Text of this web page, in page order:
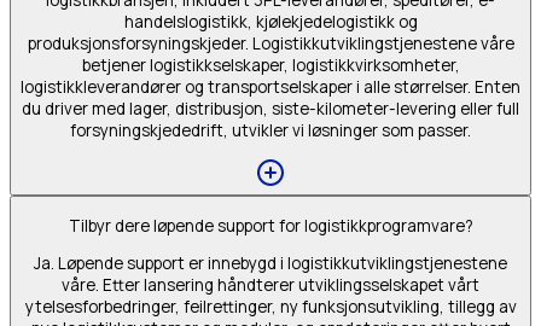
handelslogistikk, kjølekjedelogistikk og
produksjonsforsyningskjeder. Logistikkutviklingstjenestene våre
betjener logistikkselskaper, logistikkvirksomheter,
logistikkleverandører og transportselskaper i alle størrelser. Enten
du driver med lager, distribusjon, siste-kilometer-levering eller full
forsyningskjededrift, utvikler vi løsninger som passer.
Tilbyr dere løpende support for logistikkprogramvare?
Ja. Løpende support er innebygd i logistikkutviklingstjenestene
våre. Etter lansering håndterer utviklingsselskapet vårt
ytelsesforbedringer, feilrettinger, ny funksjonsutvikling, tillegg av